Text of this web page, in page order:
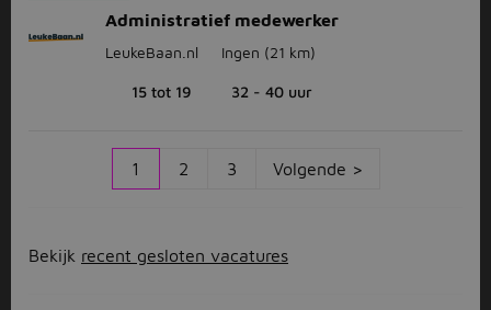
Administratief medewerker
LeukeBaan.nl Ingen (21 km)
15 tot 19 32 - 40 uur
1 2 3 Volgende >
Bekijk recent gesloten vacatures